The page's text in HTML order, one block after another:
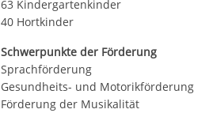
63 Kindergartenkinder
40 Hortkinder
Schwerpunkte der Förderung
Sprachförderung
Gesundheits- und Motorikförderung
Förderung der Musikalität